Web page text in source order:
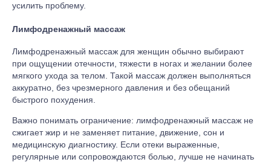
усилить проблему.
Лимфодренажный массаж
Лимфодренажный массаж для женщин обычно выбирают
при ощущении отечности, тяжести в ногах и желании более
мягкого ухода за телом. Такой массаж должен выполняться
аккуратно, без чрезмерного давления и без обещаний
быстрого похудения.
Важно понимать ограничение: лимфодренажный массаж не
сжигает жир и не заменяет питание, движение, сон и
медицинскую диагностику. Если отеки выраженные,
регулярные или сопровождаются болью, лучше не начинать